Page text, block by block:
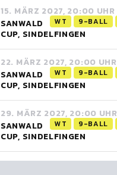
15. MÄRZ 2027, 20:00 UHR
WT 9-BALL
SANWALD
CUP, SINDELFINGEN
22. MÄRZ 2027, 20:00 UHR
WT 9-BALL
SANWALD
CUP, SINDELFINGEN
29. MÄRZ 2027, 20:00 UHR
WT 9-BALL
SANWALD
CUP, SINDELFINGEN